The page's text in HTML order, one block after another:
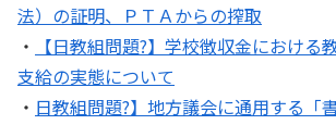
法）の証明、ＰＴＡからの搾取
・
【日教組問題?】学校徴収金における
支給の実態について
・ 日教組問題?】地方議会に通用する「